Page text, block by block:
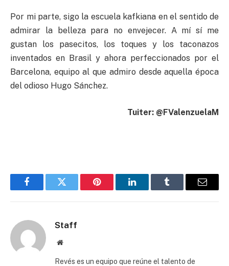
Por mi parte, sigo la escuela kafkiana en el sentido de
admirar la belleza para no envejecer. A mí sí me
gustan los pasecitos, los toques y los taconazos
inventados en Brasil y ahora perfeccionados por el
Barcelona, equipo al que admiro desde aquella época
del odioso Hugo Sánchez.
Tuiter: @FValenzuelaM
FacebookTwitter Pinterest LinkedInTumblr Email
Staff
Website
Revés es un equipo que reúne el talento de